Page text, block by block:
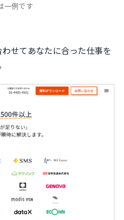
一例です
せてあなたに合った仕事を